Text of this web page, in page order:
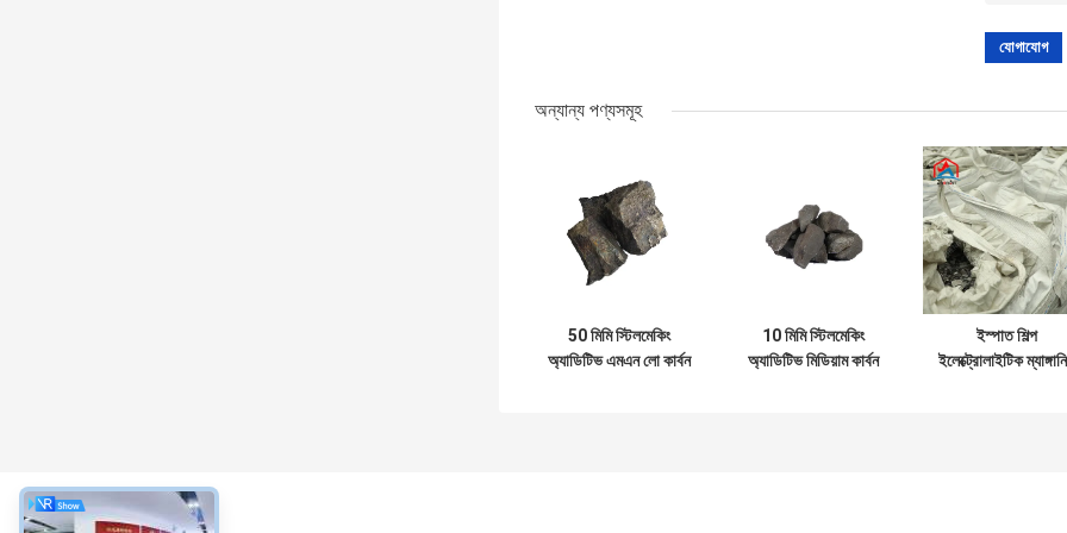
অন্যান্য পণ্যসমূহ
50 মিমি স্টিলমেকিং
অ্যাডিটিভ এমএন লো কার্বন
10 মিমি স্টিলমেকিং
অ্যাডিটিভ মিডিয়াম কার্বন
ইস্পাত শিল্প
ইলেক্ট্রোলাইটিক